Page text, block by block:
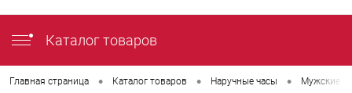
Каталог товаров
Главная страница • Каталог товаров • Наручные часы • Мужские